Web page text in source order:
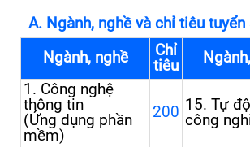
A. Ngành, nghề và chỉ tiêu tuyển
Ngành, nghề
Chỉ
tiêu
Ngành
1. Công nghệ
thông tin
(Ứng dụng phần
mềm)
200 15. Tự
công